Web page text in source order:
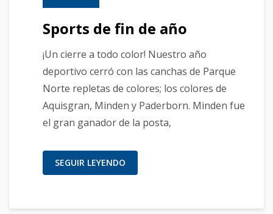
Sports de fin de año
¡Un cierre a todo color! Nuestro año
deportivo cerró con las canchas de Parque
Norte repletas de colores; los colores de
Aquisgran, Minden y Paderborn. Minden fue
el gran ganador de la posta,
SEGUIR LEYENDO